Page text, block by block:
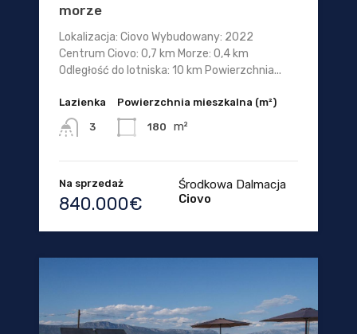
morze
Lokalizacja: Ciovo Wybudowany: 2022
Centrum Ciovo: 0,7 km Morze: 0,4 km
Odległość do lotniska: 10 km Powierzchnia...
Lazienka
3
Powierzchnia mieszkalna (m²)
180 m²
Na sprzedaż
840.000€
Środkowa Dalmacja
Ciovo